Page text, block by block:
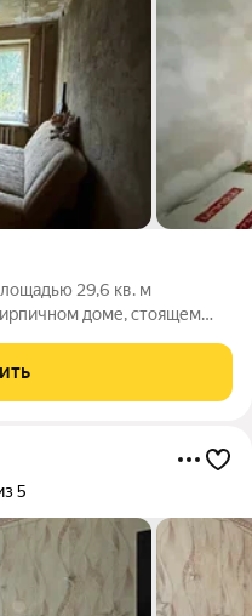
29,6 кв. м
доме, стоящем
Объект
чистовой
5